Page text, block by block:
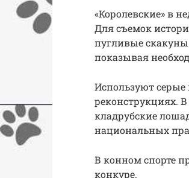
«Королевские» в
Для съемок
пугливые
показывая
Используют
реконструкциях.
кладрубские
национальных
В конном спорте
конкуре.